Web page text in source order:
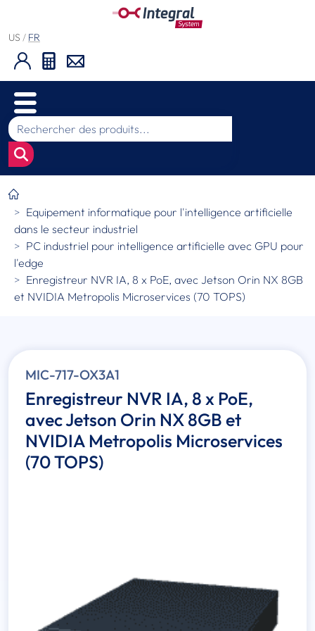
US / FR
Equipement informatique pour l'intelligence artificielle
dans le secteur industriel
PC industriel pour intelligence artificielle avec GPU pour
l'edge
Enregistreur NVR IA, 8 x PoE, avec Jetson Orin NX 8GB
et NVIDIA Metropolis Microservices (70 TOPS)
MIC-717-OX3A1
Enregistreur NVR IA, 8 x PoE,
avec Jetson Orin NX 8GB et
NVIDIA Metropolis Microservices
(70 TOPS)